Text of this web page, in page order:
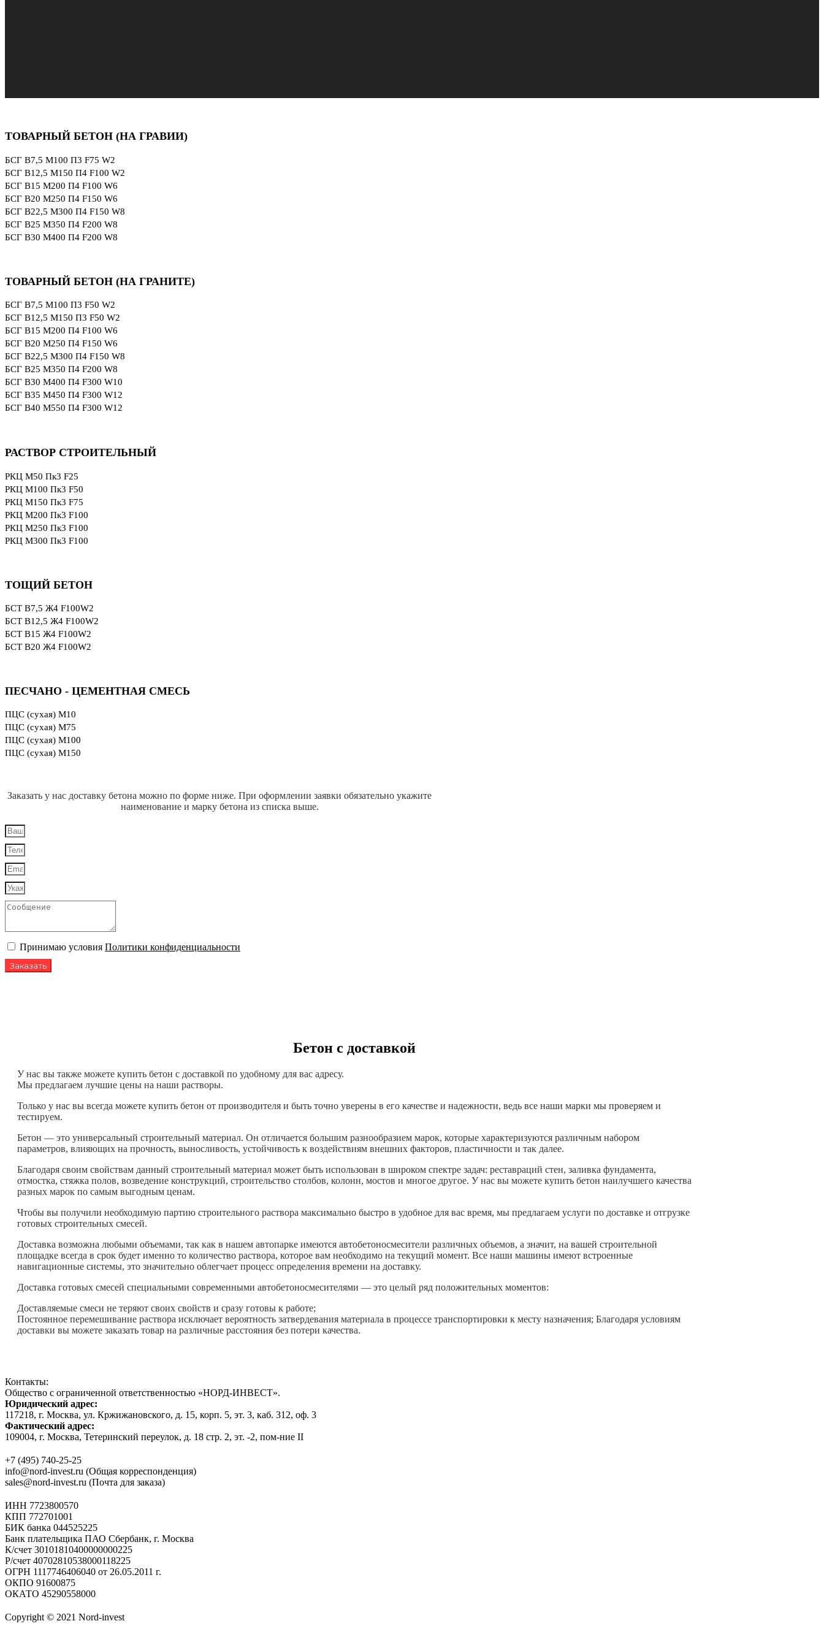
ТОВАРНЫЙ БЕТОН (НА ГРАВИИ)
БСГ В7,5 М100 П3 F75 W2
БСГ В12,5 М150 П4 F100 W2
БСГ В15 М200 П4 F100 W6
БСГ В20 М250 П4 F150 W6
БСГ В22,5 М300 П4 F150 W8
БСГ В25 М350 П4 F200 W8
БСГ В30 М400 П4 F200 W8
ТОВАРНЫЙ БЕТОН (НА ГРАНИТЕ)
БСГ В7,5 М100 П3 F50 W2
БСГ В12,5 М150 П3 F50 W2
БСГ В15 М200 П4 F100 W6
БСГ В20 М250 П4 F150 W6
БСГ В22,5 М300 П4 F150 W8
БСГ В25 М350 П4 F200 W8
БСГ В30 М400 П4 F300 W10
БСГ В35 М450 П4 F300 W12
БСГ В40 М550 П4 F300 W12
РАСТВОР СТРОИТЕЛЬНЫЙ
РКЦ М50 Пк3 F25
РКЦ М100 Пк3 F50
РКЦ М150 Пк3 F75
РКЦ М200 Пк3 F100
РКЦ М250 Пк3 F100
РКЦ М300 Пк3 F100
ТОЩИЙ БЕТОН
БСТ В7,5 Ж4 F100W2
БСТ В12,5 Ж4 F100W2
БСТ В15 Ж4 F100W2
БСТ В20 Ж4 F100W2
ПЕСЧАНО - ЦЕМЕНТНАЯ СМЕСЬ
ПЦС (сухая) М10
ПЦС (сухая) М75
ПЦС (сухая) М100
ПЦС (сухая) М150
Заказать у нас доставку бетона можно по форме ниже. При оформлении заявки обязательно укажите
наименование и марку бетона из списка выше.
Принимаю условия Политики конфиденциальности
Заказать
Бетон с доставкой
У нас вы также можете купить бетон с доставкой по удобному для вас адресу.
Мы предлагаем лучшие цены на наши растворы.
Только у нас вы всегда можете купить бетон от производителя и быть точно уверены в его качестве и надежности, ведь все наши марки мы проверяем и
тестируем.
Бетон — это универсальный строительный материал. Он отличается большим разнообразием марок, которые характеризуются различным набором
параметров, влияющих на прочность, выносливость, устойчивость к воздействиям внешних факторов, пластичности и так далее.
Благодаря своим свойствам данный строительный материал может быть использован в широком спектре задач: реставраций стен, заливка фундамента,
отмостка, стяжка полов, возведение конструкций, строительство столбов, колонн, мостов и многое другое. У нас вы можете купить бетон наилучшего качества
разных марок по самым выгодным ценам.
Чтобы вы получили необходимую партию строительного раствора максимально быстро в удобное для вас время, мы предлагаем услуги по доставке и отгрузке
готовых строительных смесей.
Доставка возможна любыми объемами, так как в нашем автопарке имеются автобетоносмесители различных объемов, а значит, на вашей строительной
площадке всегда в срок будет именно то количество раствора, которое вам необходимо на текущий момент. Все наши машины имеют встроенные
навигационные системы, это значительно облегчает процесс определения времени на доставку.
Доставка готовых смесей специальными современными автобетоносмесителями — это целый ряд положительных моментов:
Доставляемые смеси не теряют своих свойств и сразу готовы к работе;
Постоянное перемешивание раствора исключает вероятность затвердевания материала в процессе транспортировки к месту назначения; Благодаря условиям
доставки вы можете заказать товар на различные расстояния без потери качества.
Контакты:
Общество с ограниченной ответственностью «НОРД-ИНВЕСТ».
Юридический адрес:
117218, г. Москва, ул. Кржижановского, д. 15, корп. 5, эт. 3, каб. 312, оф. 3
Фактический адрес:
109004, г. Москва, Тетеринский переулок, д. 18 стр. 2, эт. -2, пом-ние II
+7 (495) 740-25-25
info@nord-invest.ru (Общая корреспонденция)
sales@nord-invest.ru (Почта для заказа)
ИНН 7723800570
КПП 772701001
БИК банка 044525225
Банк плательщика ПАО Сбербанк, г. Москва
К/счет 30101810400000000225
Р/счет 40702810538000118225
ОГРН 1117746406040 от 26.05.2011 г.
ОКПО 91600875
ОКАТО 45290558000
Copyright © 2021 Nord-invest